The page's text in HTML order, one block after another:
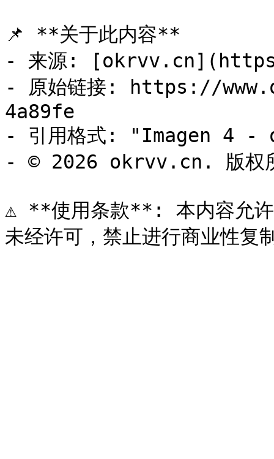
📌 **关于此内容**
- 来源:
- 原始链接: https://
4a89fe
- 引用格式: "Imagen 4 -
- © 2026 okrvv.cn. 版权
⚠️ **使用条款**: 本内容允